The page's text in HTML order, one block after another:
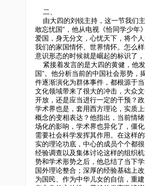
二、
由大四的刘锐主持，这一节我们
敢忘忧国”，他从电视《恰同学少年
爱国，身无分文，心忧天下，将个
我们的家国情怀、世界情怀。怎么
意识形态的时候就是崛起的标识了
紧接着发言的是大四的黄健，他发
国”。他分析当前的中国社会形势
件逐渐演化为群体事件，都根源于
文化领域带来了很大的冲击，大众
开放，还是应当进行一定的干预？
学术界也是，套用西方理论，实质
概念的变相表达？他指出，当前情
场化的影响，学术界也异化了，僵
需要社会科学发挥其作用。在这样
实的理论功底，中心的成员个个都
经验调查以及集体讨论这样的组织
势和学术形势之后，他总结了当下
国外理论整合；深厚的经验基础上
为国民、作为中华儿女的自信，重